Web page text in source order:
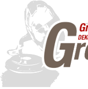
springen